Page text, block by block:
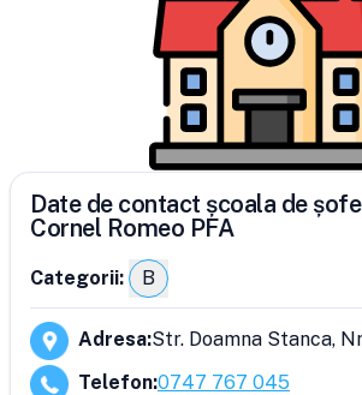
Date de contact școala de
Cornel Romeo PFA
Categorii: B
Adresa:Str. Doamna Stanca,
Telefon:0747 767 045